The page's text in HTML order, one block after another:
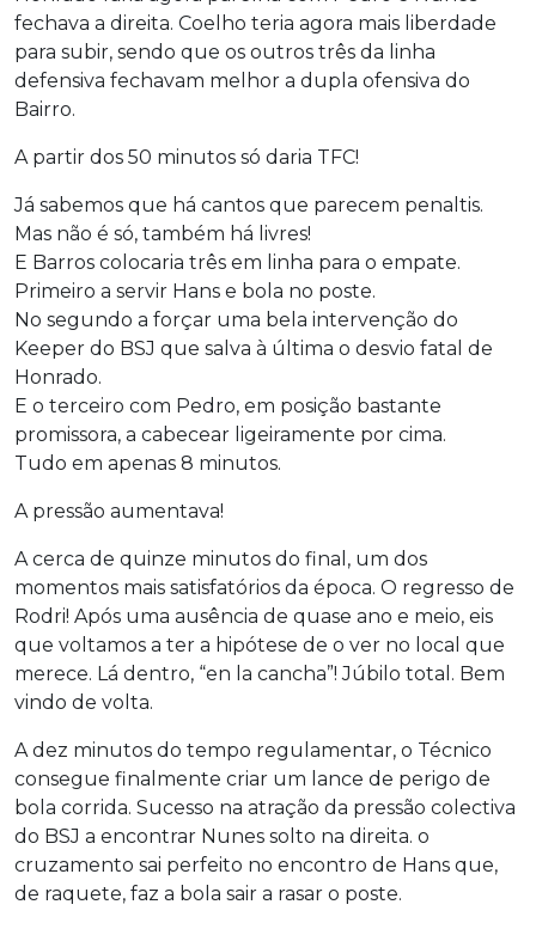
fechava a direita. Coelho teria agora mais liberdade
para subir, sendo que os outros três da linha
defensiva fechavam melhor a dupla ofensiva do
Bairro.
A partir dos 50 minutos só daria TFC!
Já sabemos que há cantos que parecem penaltis.
Mas não é só, também há livres!
E Barros colocaria três em linha para o empate.
Primeiro a servir Hans e bola no poste.
No segundo a forçar uma bela intervenção do
Keeper do BSJ que salva à última o desvio fatal de
Honrado.
E o terceiro com Pedro, em posição bastante
promissora, a cabecear ligeiramente por cima.
Tudo em apenas 8 minutos.
A pressão aumentava!
A cerca de quinze minutos do final, um dos
momentos mais satisfatórios da época. O regresso de
Rodri! Após uma ausência de quase ano e meio, eis
que voltamos a ter a hipótese de o ver no local que
merece. Lá dentro, “en la cancha”! Júbilo total. Bem
vindo de volta.
A dez minutos do tempo regulamentar, o Técnico
consegue finalmente criar um lance de perigo de
bola corrida. Sucesso na atração da pressão colectiva
do BSJ a encontrar Nunes solto na direita. o
cruzamento sai perfeito no encontro de Hans que,
de raquete, faz a bola sair a rasar o poste.